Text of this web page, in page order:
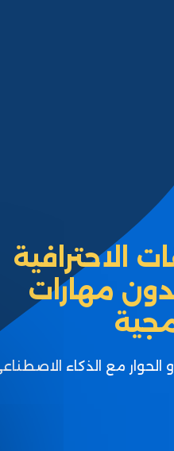
الاحترافية
مهارات
الحوار مع الذكاء